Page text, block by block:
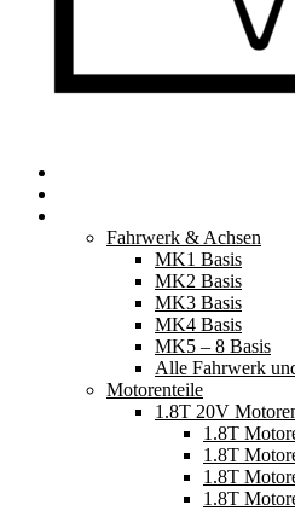
Fahrwerk & Achsen
MK1 Basis
MK2 Basis
MK3 Basis
MK4 Basis
MK5 – 8 Basis
Alle Fahrwerk
Motorenteile
1.8T 20V
1.8T
1.8T
1.8T
1.8T